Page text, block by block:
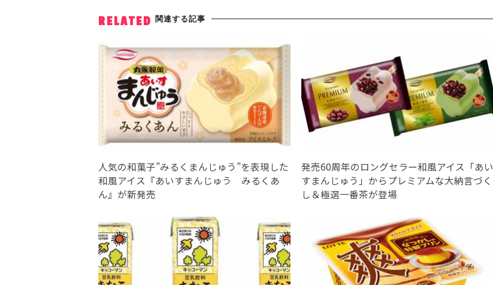
RELATED 関連する記事
人気の和菓子”みるくまんじゅう”を表現した
和風アイス『あいすまんじゅう みるくあ
ん』が新発売
発売60周年のロングセラー和風アイス「あい
すまんじゅう」からプレミアムな大納言づく
し＆極選一番茶が登場